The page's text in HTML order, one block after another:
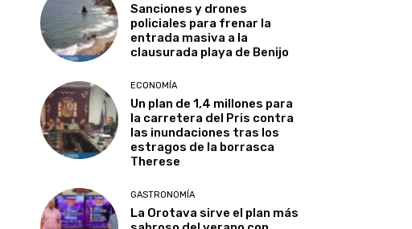
Sanciones y drones
policiales para frenar la
entrada masiva a la
clausurada playa de Benijo
ECONOMÍA
Un plan de 1,4 millones para
la carretera del Pris contra
las inundaciones tras los
estragos de la borrasca
Therese
GASTRONOMÍA
La Orotava sirve el plan más